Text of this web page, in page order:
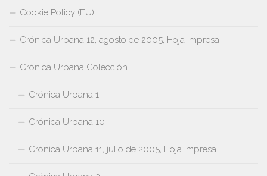
Cookie Policy (EU)
Crónica Urbana 12, agosto de 2005, Hoja Impresa
Crónica Urbana Colección
Crónica Urbana 1
Crónica Urbana 10
Crónica Urbana 11, julio de 2005, Hoja Impresa